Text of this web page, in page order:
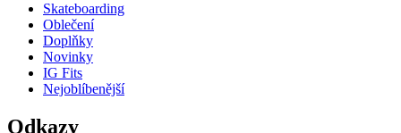
Skateboarding
Oblečení
Doplňky
Novinky
IG Fits
Nejoblíbenější
Odkazy